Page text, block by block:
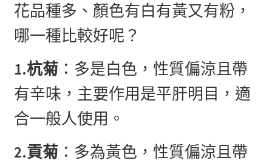
花品種多、顏色有白有黃又有粉，
哪一種比較好呢？
1.杭菊：多是白色，性質偏涼且帶
有辛味，主要作用是平肝明目，適
合一般人使用。
2.貢菊：多為黃色，性質偏涼且帶